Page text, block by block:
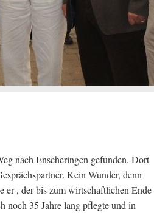
nach Enscheringen gefunden. Dort
Kein Wunder, denn
er , der bis zum wirtschaftlichen Ende
noch 35 Jahre lang pflegte und in